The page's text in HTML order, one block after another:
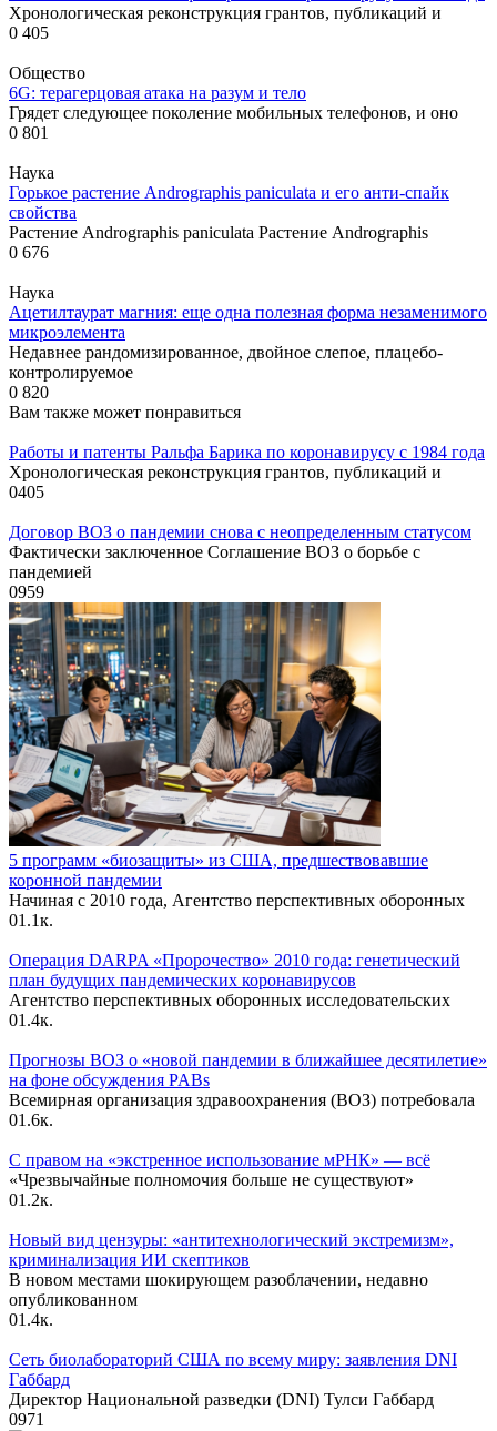
Хронологическая реконструкция грантов, публикаций и
0 405
Общество
6G: терагерцовая атака на разум и тело
Грядет следующее поколение мобильных телефонов, и оно
0 801
Наука
Горькое растение Andrographis paniculata и его анти-спайк
свойства
Растение Andrographis paniculata Растение Andrographis
0 676
Наука
Ацетилтаурат магния: еще одна полезная форма незаменимого
микроэлемента
Недавнее рандомизированное, двойное слепое, плацебо-
контролируемое
0 820
Вам также может понравиться
Работы и патенты Ральфа Барика по коронавирусу с 1984 года
Хронологическая реконструкция грантов, публикаций и
0405
Договор ВОЗ о пандемии снова с неопределенным статусом
Фактически заключенное Соглашение ВОЗ о борьбе с
пандемией
0959
5 программ «биозащиты» из США, предшествовавшие
коронной пандемии
Начиная с 2010 года, Агентство перспективных оборонных
01.1к.
Операция DARPA «Пророчество» 2010 года: генетический
план будущих пандемических коронавирусов
Агентство перспективных оборонных исследовательских
01.4к.
Прогнозы ВОЗ о «новой пандемии в ближайшее десятилетие»
на фоне обсуждения PABs
Всемирная организация здравоохранения (ВОЗ) потребовала
01.6к.
С правом на «экстренное использование мРНК» — всё
«Чрезвычайные полномочия больше не существуют»
01.2к.
Новый вид цензуры: «антитехнологический экстремизм»,
криминализация ИИ скептиков
В новом местами шокирующем разоблачении, недавно
опубликованном
01.4к.
Сеть биолабораторий США по всему миру: заявления DNI
Габбард
Директор Национальной разведки (DNI) Тулси Габбард
0971